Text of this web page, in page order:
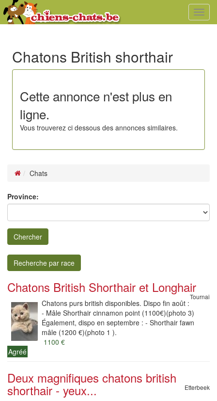
Chatons British shorthair
Cette annonce n'est plus en
ligne.
Vous trouverez ci dessous des annonces similaires.
Chats
Province:
Chercher
Recherche par race
Chatons British Shorthair et Longhair
Tournai
Chatons purs british disponibles. Dispo fin août :
- Mâle Shorthair cinnamon point (1100€)(photo 3)
Également, dispo en septembre : - Shorthair fawn
mâle (1200 €)(photo 1 ).
1100 €
Agréé
Deux magnifiques chatons british
shorthair - yeux... Etterbeek